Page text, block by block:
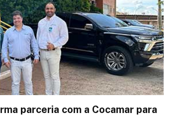
parceria com a Cocamar para